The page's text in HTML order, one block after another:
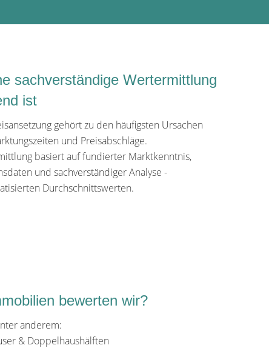
sachverständige Wertermittlung
ist
gehört zu den häufigsten Ursachen
und Preisabschläge.
basiert auf fundierter Marktkenntnis,
und sachverständiger Analyse -
Durchschnittswerten.
bewerten wir?
anderem:
& Doppelhaushälften